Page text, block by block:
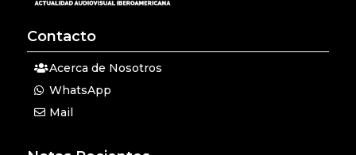
Contacto
Acerca de Nosotros
WhatsApp
Mail